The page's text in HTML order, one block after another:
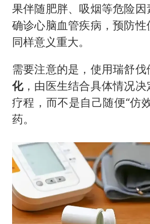
果伴随肥胖、吸烟等危险
确诊心脑血管疾病，预防
同样意义重大。
需要注意的是，使用瑞舒伐
化，由医生结合具体情况决
疗程，而不是自己随便“仿
药。